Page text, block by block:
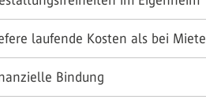
laufende Kosten als bei Miete
Bindung